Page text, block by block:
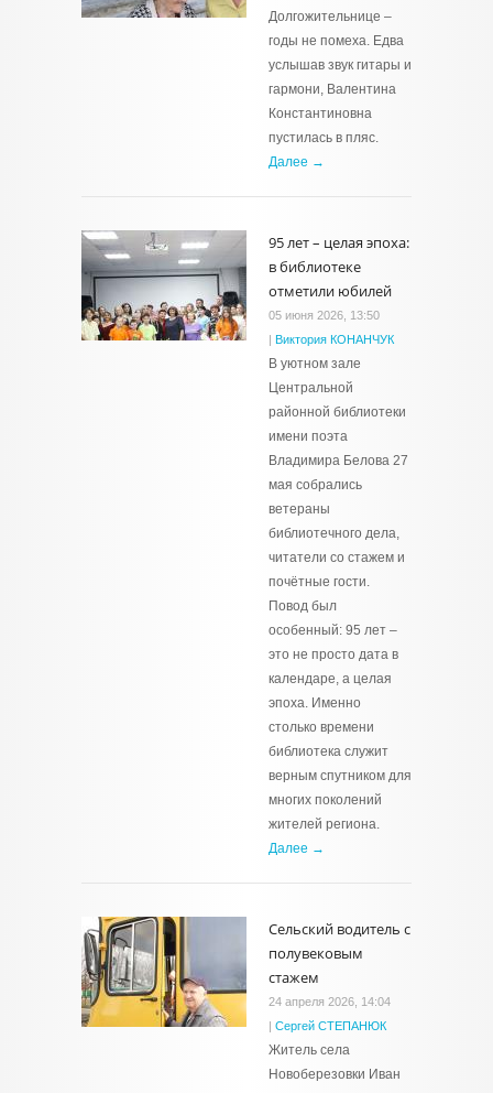
Долгожительнице –
годы не помеха. Едва
услышав звук гитары и
гармони, Валентина
Константиновна
пустилась в пляс.
Далее →
95 лет – целая эпоха:
в библиотеке
отметили юбилей
05 июня 2026, 13:50
| Виктория КОНАНЧУК
В уютном зале
Центральной
районной библиотеки
имени поэта
Владимира Белова 27
мая собрались
ветераны
библиотечного дела,
читатели со стажем и
почётные гости.
Повод был
особенный: 95 лет –
это не просто дата в
календаре, а целая
эпоха. Именно
столько времени
библиотека служит
верным спутником для
многих поколений
жителей региона.
Далее →
Сельский водитель с
полувековым
стажем
24 апреля 2026, 14:04
| Сергей СТЕПАНЮК
Житель села
Новоберезовки Иван